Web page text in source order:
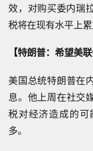
效，对购买委内瑞
税将在现有水平上累
【特朗普：希望美
美国总统特朗普在
息。他上周在社交
税对经济造成的
多。